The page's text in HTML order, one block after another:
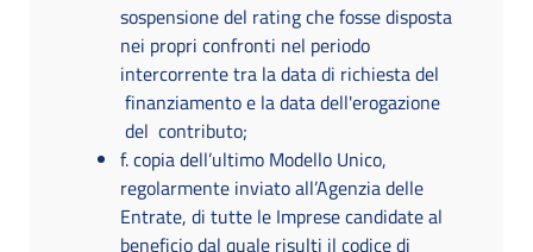
sospensione del rating che fosse disposta
nei propri confronti nel periodo
intercorrente tra la data di richiesta del
finanziamento e la data dell'erogazione
del contributo;
f. copia dell’ultimo Modello Unico,
regolarmente inviato all’Agenzia delle
Entrate, di tutte le Imprese candidate al
beneficio dal quale risulti il codice di